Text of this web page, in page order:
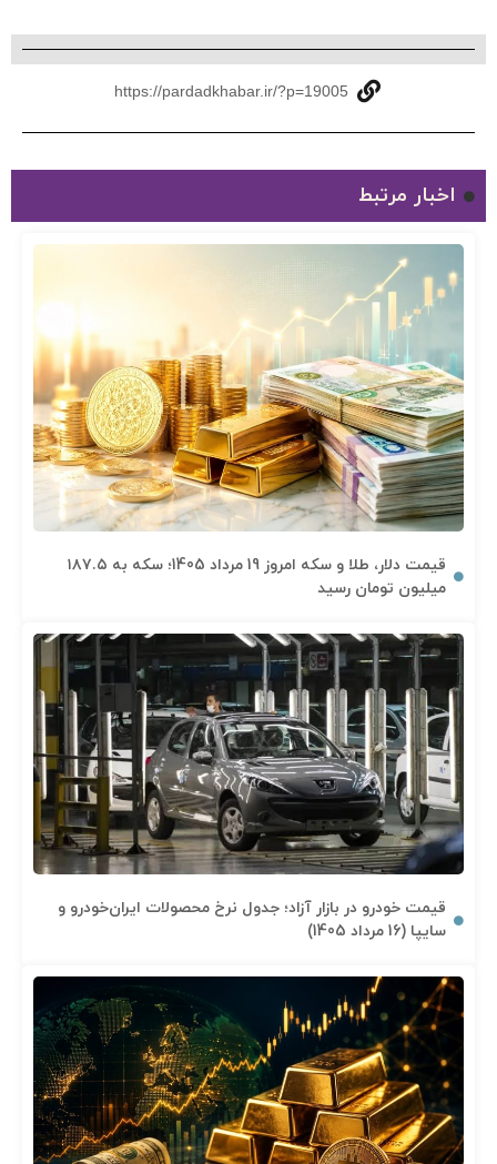
https://pardadkhabar.ir/?p=19005
اخبار مرتبط
قیمت دلار، طلا و سکه امروز 19 مرداد 1405؛ سکه به ۱۸۷.۵
میلیون تومان رسید
قیمت خودرو در بازار آزاد؛ جدول نرخ محصولات ایران‌خودرو و
سایپا (16 مرداد 1405)